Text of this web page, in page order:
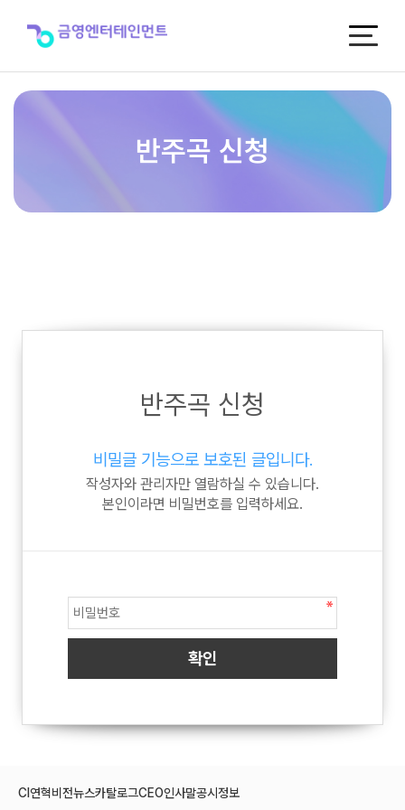
반주곡 신청
반주곡 신청
비밀글 기능으로 보호된 글입니다.
작성자와 관리자만 열람하실 수 있습니다.
본인이라면 비밀번호를 입력하세요.
CI 연혁비전뉴스카탈로그CEO인사말공시정보